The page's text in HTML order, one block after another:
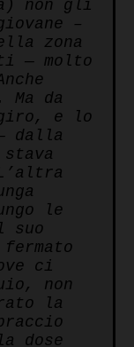
non gli
–
zona
— molto
Ma da
giro, e lo
dalla
le
suo
ci
non
la
dose